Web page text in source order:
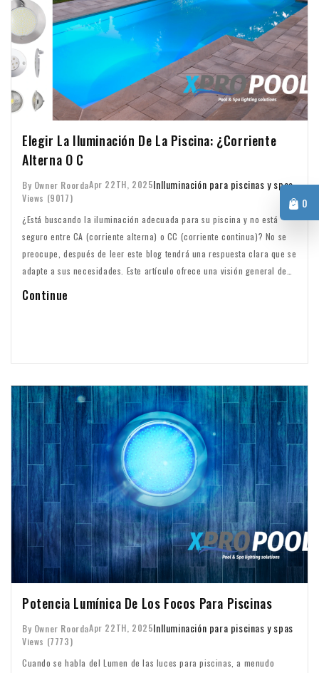
0
Elegir La Iluminación De La Piscina: ¿Corriente
Alterna O C
By Owner RoordaApr 22TH, 2025InIluminación para piscinas y spas
Views (9017)
¿Está buscando la iluminación adecuada para su piscina y no está
seguro entre CA (corriente alterna) o CC (corriente continua)? No se
preocupe, después de leer este blog tendrá una respuesta clara que se
adapte a sus necesidades. Este artículo ofrece una visión general de
las diferencias entre la iluminación de piscinas de CA y CC y entra en
Continue
Potencia Lumínica De Los Focos Para Piscinas
By Owner RoordaApr 22TH, 2025InIluminación para piscinas y spas
Views (7773)
Cuando se habla del Lumen de las luces para piscinas, a menudo